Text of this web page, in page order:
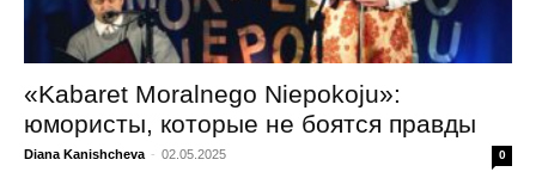
«Kabaret Moralnego Niepokoju»:
юмористы, которые не боятся правды
Diana Kanishcheva - 02.05.2025 0